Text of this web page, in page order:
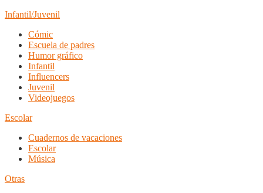
Infantil/Juvenil
Cómic
Escuela de padres
Humor gráfico
Infantil
Influencers
Juvenil
Videojuegos
Escolar
Cuadernos de vacaciones
Escolar
Música
Otras